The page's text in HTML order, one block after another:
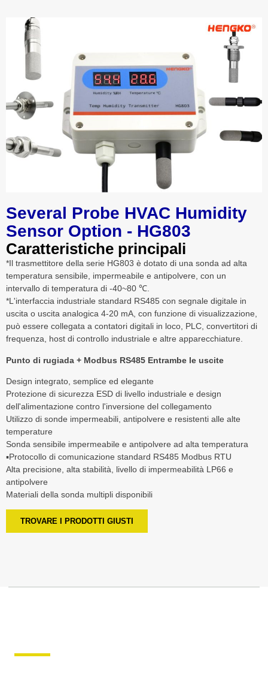
Several Probe HVAC Humidity
Sensor Option - HG803
Caratteristiche principali
*Il trasmettitore della serie HG803 è dotato di una sonda ad alta
temperatura sensibile, impermeabile e antipolvere, con un
intervallo di temperatura di -40~80 ℃.
*L'interfaccia industriale standard RS485 con segnale digitale in
uscita o uscita analogica 4-20 mA, con funzione di visualizzazione,
può essere collegata a contatori digitali in loco, PLC, convertitori di
frequenza, host di controllo industriale e altre apparecchiature.
Punto di rugiada + Modbus RS485 Entrambe le uscite
Design integrato, semplice ed elegante
Protezione di sicurezza ESD di livello industriale e design
dell'alimentazione contro l'inversione del collegamento
Utilizzo di sonde impermeabili, antipolvere e resistenti alle alte
temperature
Sonda sensibile impermeabile e antipolvere ad alta temperatura
▪Protocollo di comunicazione standard RS485 Modbus RTU
Alta precisione, alta stabilità, livello di impermeabilità LP66 e
antipolvere
Materiali della sonda multipli disponibili
TROVARE I PRODOTTI GIUSTI